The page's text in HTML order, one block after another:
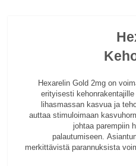
Hexarelin Gold 2mg on
erityisesti
lihasmassan kasvua ja
auttaa stimuloimaan
johtaa parempiin
palautumiseen.
merkittävistä parannuksista